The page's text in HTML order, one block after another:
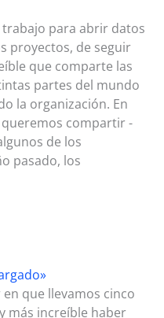
para abrir datos
proyectos, de seguir
que comparte las
partes del mundo
la organización. En
compartir -
de los
pasado, los
que llevamos cinco
más increíble haber